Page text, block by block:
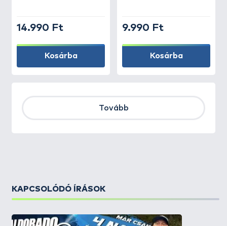
14.990 Ft
Kosárba
9.990 Ft
Kosárba
Tovább
KAPCSOLÓDÓ ÍRÁSOK